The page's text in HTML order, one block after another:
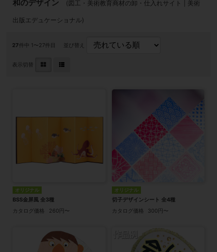
和のデザイン (図工・美術教育商材の卸・仕入れサイト | 美術
出版エデュケーショナル)
27件中 1〜27件目 並び替え
表示切替
オリジナル
BSS金屏風 全3種
カタログ価格
260円〜
オリジナル
切子デザインシート 全4種
カタログ価格
300円〜